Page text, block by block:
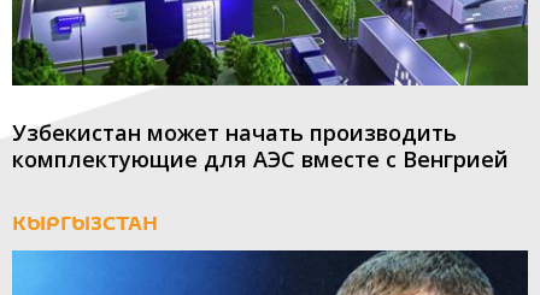
Узбекистан может начать производить
комплектующие для АЭС вместе с Венгрией
КЫРГЫЗСТАН